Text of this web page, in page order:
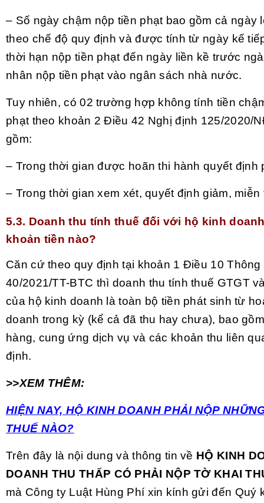
– Số ngày chậm nộp tiền phạt bao gồm cả ngày
theo chế độ quy định và được tính từ ngày kế
thời hạn nộp tiền phạt đến ngày liền kề trước
nhân nộp tiền phạt vào ngân sách nhà nước.
Tuy nhiên, có 02 trường hợp không tính tiền
phạt theo khoản 2 Điều 42 Nghị định 125/2020/
gồm:
– Trong thời gian được hoãn thi hành quyết định
– Trong thời gian xem xét, quyết định giảm, miễn
5.3. Doanh thu tính thuế đối với hộ kinh
khoản tiền nào?
Căn cứ theo quy định tại khoản 1 Điều 10 Thông
40/2021/TT-BTC thì doanh thu tính thuế GTGT
của hộ kinh doanh là toàn bộ tiền phát sinh từ
doanh trong kỳ (kể cả đã thu hay chưa), bao
hàng, cung ứng dịch vụ và các khoản thu liên
định.
>>XEM THÊM:
HIỆN NAY,HỘ KINH DOANH PHẢI NỘP
THUẾ NÀO?
Trên đây là nội dung và thông tin về HỘ KINH
DOANH THU THẤP CÓ PHẢI NỘP TỜ KHAI
mà Công ty Luật Hùng Phí xin kính gửi đến Quý